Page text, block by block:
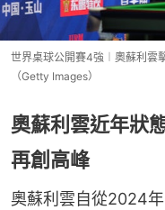
世界桌球公開賽4強︱奧蘇利雲
（Getty Images）
奧蘇利雲近年狀
再創高峰
奧蘇利雲自從2024